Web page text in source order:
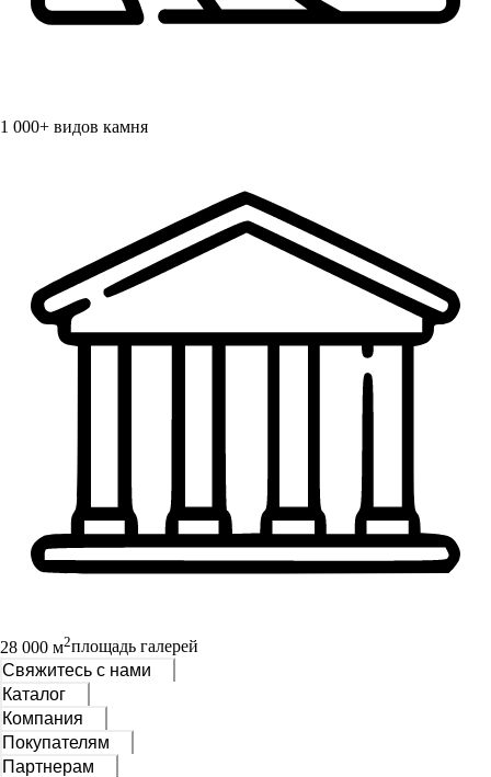
1 000+ видов камня
28 000 м2площадь галерей
Свяжитесь с нами
Каталог
Компания
Покупателям
Партнерам